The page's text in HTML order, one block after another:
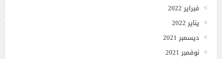
فبراير 2022
يناير 2022
ديسمبر 2021
نوفمبر 2021